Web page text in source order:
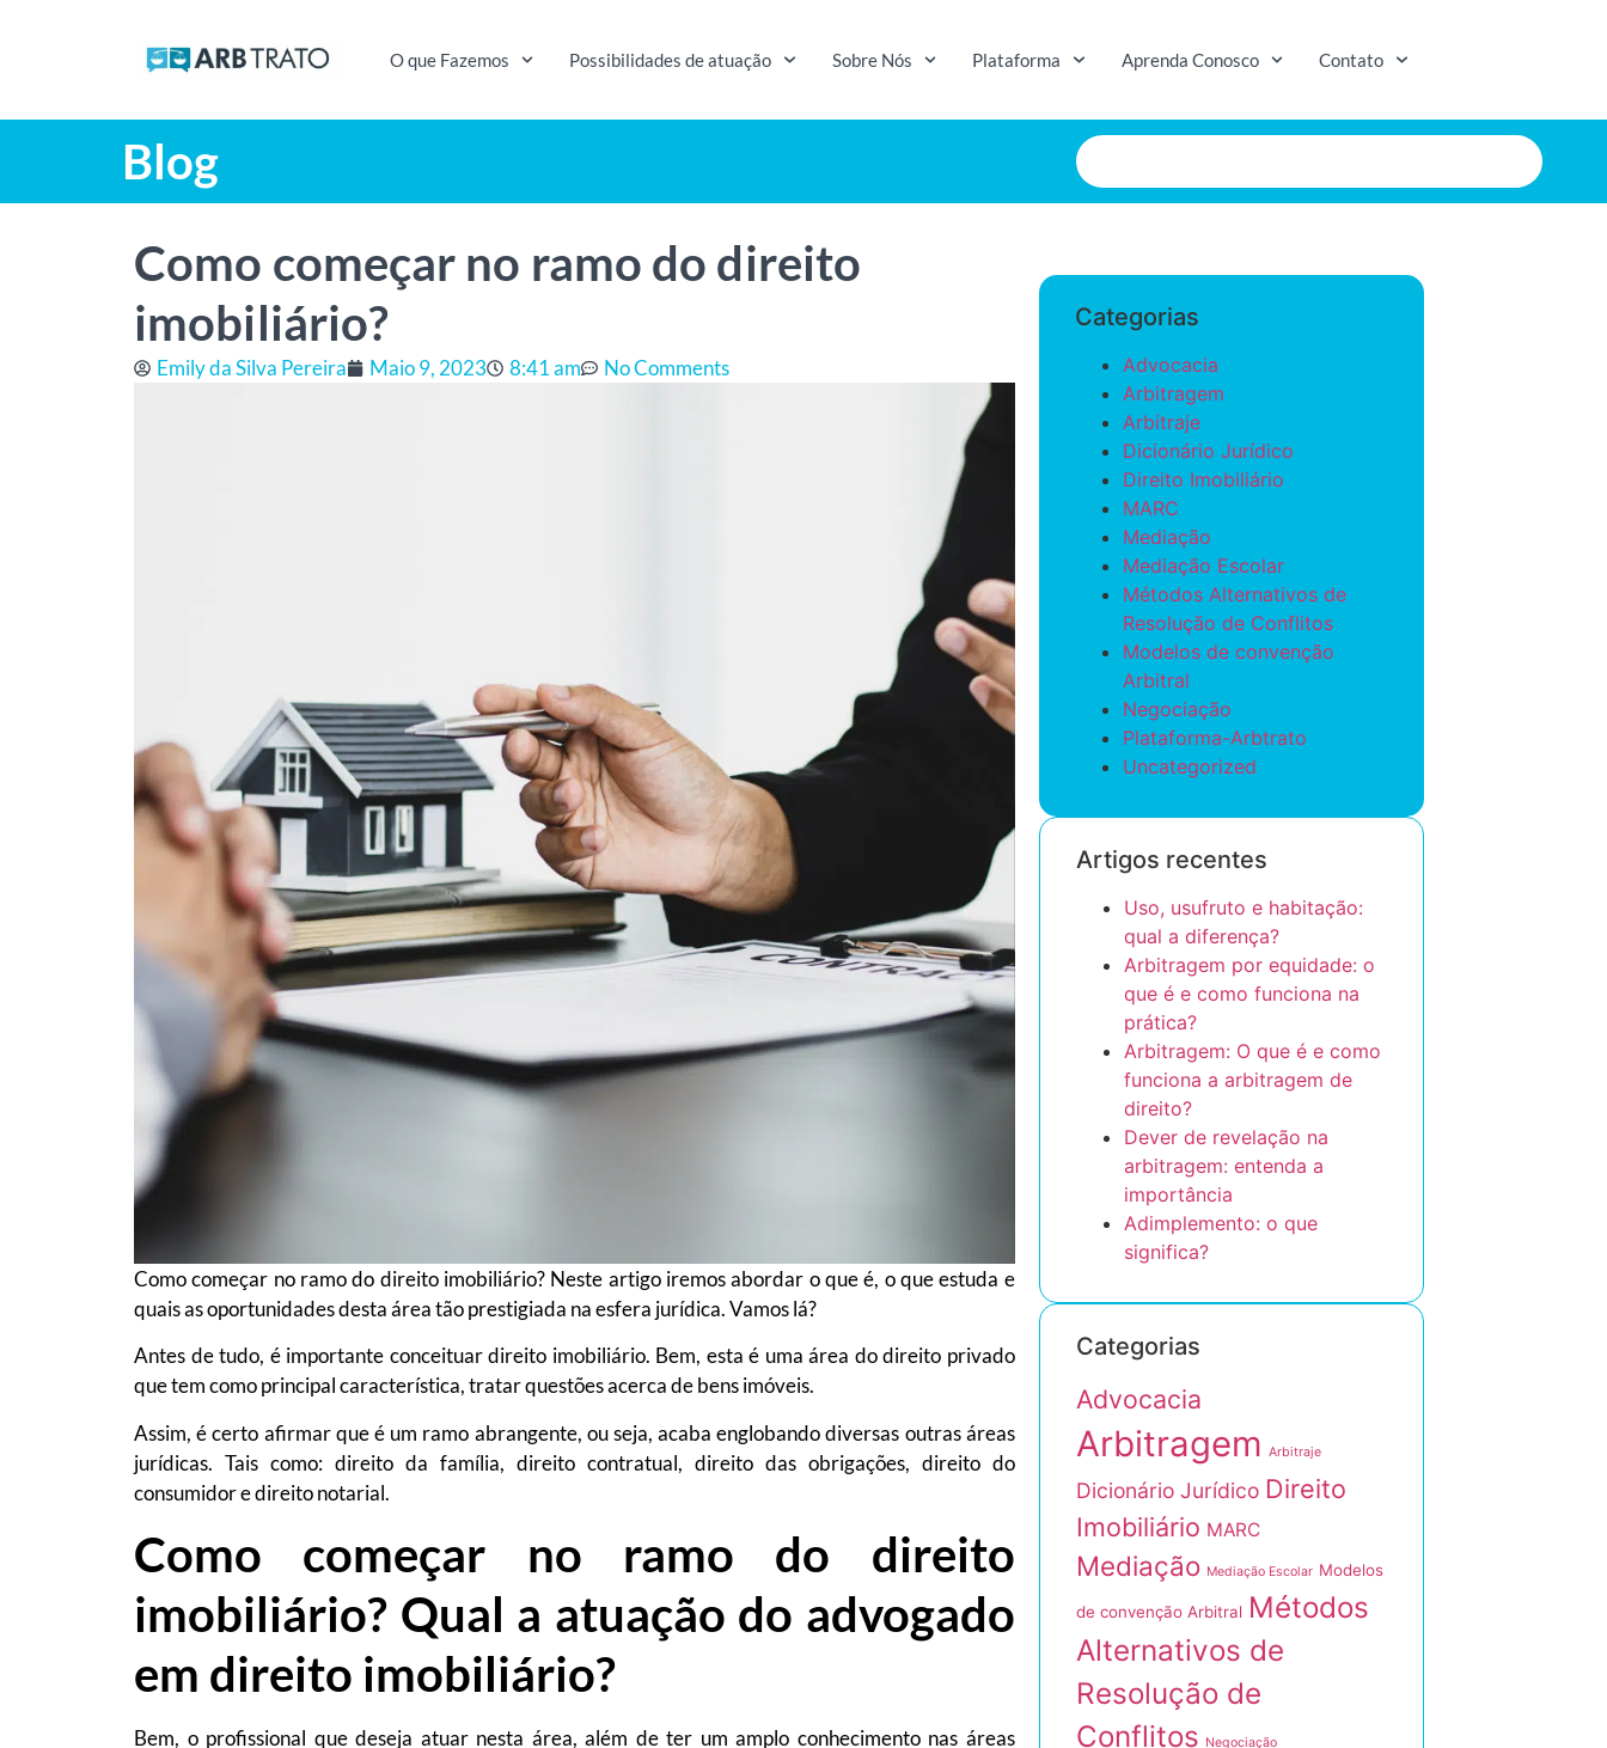
O que Fazemos Possibilidades de atuação Sobre Nós Plataforma Aprenda Conosco Contato
Blog
Como começar no ramo do direito
imobiliário?
Emily da Silva Pereira Maio 9, 2023 8:41 am No Comments
Como começar no ramo do direito imobiliário? Neste artigo iremos abordar o que é, o que estuda e
quais as oportunidades desta área tão prestigiada na esfera jurídica. Vamos lá?
Antes de tudo, é importante conceituar direito imobiliário. Bem, esta é uma área do direito privado
que tem como principal característica, tratar questões acerca de bens imóveis.
Assim, é certo afirmar que é um ramo abrangente, ou seja, acaba englobando diversas outras áreas
jurídicas. Tais como: direito da família, direito contratual, direito das obrigações, direito do
consumidor e direito notarial.
Como começar no ramo do direito
imobiliário? Qual a atuação do advogado
em direito imobiliário?
Bem, o profissional que deseja atuar nesta área, além de ter um amplo conhecimento nas áreas
Categorias
Advocacia
Arbitragem
Arbitraje
Dicionário Jurídico
Direito Imobiliário
MARC
Mediação
Mediação Escolar
Métodos Alternativos de
Resolução de Conflitos
Modelos de convenção
Arbitral
Negociação
Plataforma-Arbtrato
Uncategorized
Artigos recentes
Uso, usufruto e habitação:
qual a diferença?
Arbitragem por equidade: o
que é e como funciona na
prática?
Arbitragem: O que é e como
funciona a arbitragem de
direito?
Dever de revelação na
arbitragem: entenda a
importância
Adimplemento: o que
significa?
Categorias
Advocacia
Arbitragem Arbitraje
Dicionário Jurídico Direito
Imobiliário MARC
Mediação Mediação Escolar Modelos
de convenção Arbitral Métodos
Alternativos de
Resolução de
Conflitos Negociação